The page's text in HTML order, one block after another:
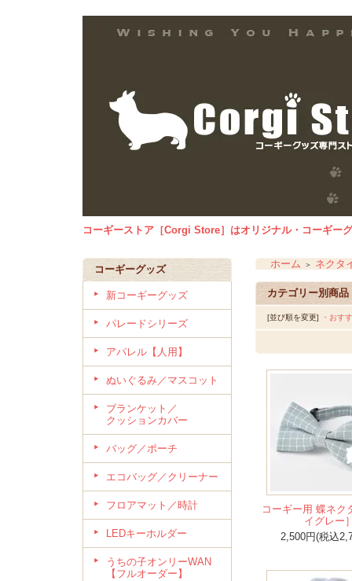
コーギーストア［Corgi Store］はオリジナル・コーギー
コーギーグッズ
新コーギーグッズ
パレードシリーズ
アパレル【人用】
ぬいぐるみ／マスコット
ブランケット／
クッションカバー
バッグ／ポーチ
エコバッグ／クリーナー
フロアマット／時計
LEDキーホルダー
うちの子オンリーWAN
【フルオーダー】
ホーム ＞ ネク
カテゴリー別商品
[並び順を変更] ・おす
コーギー用 蝶ネク
イグレー
2,500円(税込